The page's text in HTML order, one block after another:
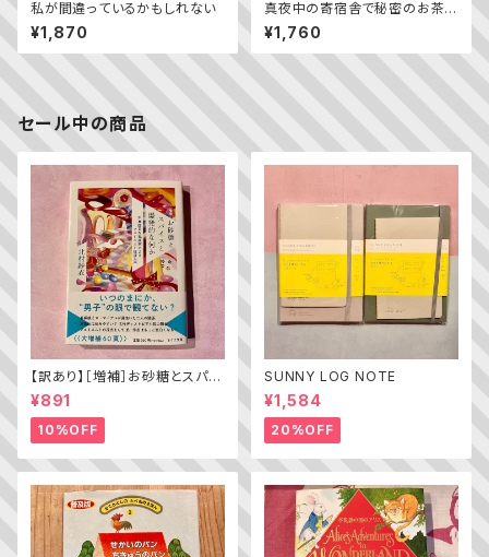
私が間違っているかもしれない
¥1,870
真夜中の寄宿舎で秘密のお茶
会を
¥1,760
セール中の商品
【訳あり】［増補］お砂糖とスパイ
スと爆発的な何か ——不真面
目な批評家によるフェミニスト批
評入門
¥891
10%OFF
SUNNY LOG NOTE
¥1,584
20%OFF